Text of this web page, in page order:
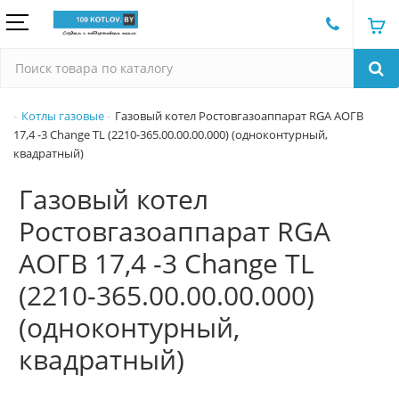
Котлы газовые
Газовый котел Ростовгазоаппарат RGA АОГВ
17,4 -3 Change TL (2210-365.00.00.00.000) (одноконтурный,
квадратный)
Газовый котел
Ростовгазоаппарат RGA
АОГВ 17,4 -3 Change TL
(2210-365.00.00.00.000)
(одноконтурный,
квадратный)